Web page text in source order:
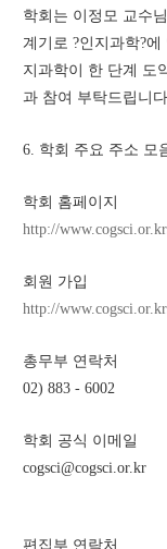
학회는 이정모 교수
계기로 ?인지과학?
지과학이 한 단계 도
과 참여 부탁드립니다.
6. 학회 주요 주소 모
학회 홈페이지
http://
회원 가입
http://
총무부 연락처
02) 883 - 6002
학회 공식 이메일
cogsci@cogsci.or.kr
편집부 연락처